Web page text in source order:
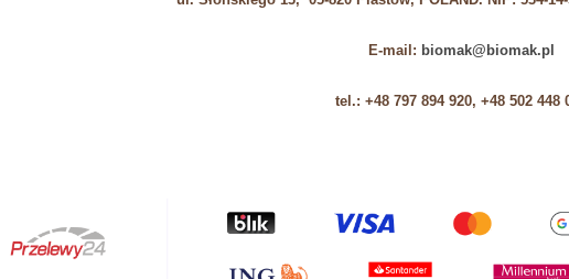
E-mail: biomak@biomak.pl
tel.: +48 797 894 920, +48 502 448